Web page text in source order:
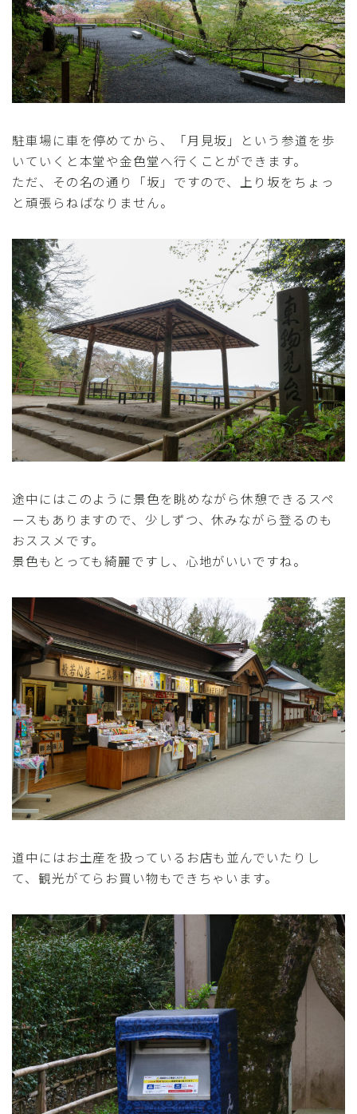
駐車場に車を停めてから、「月見坂」という参道を歩
いていくと本堂や金色堂へ行くことができます。
ただ、その名の通り「坂」ですので、上り坂をちょっ
と頑張らねばなりません。
途中にはこのように景色を眺めながら休憩できるスペ
ースもありますので、少しずつ、休みながら登るのも
おススメです。
景色もとっても綺麗ですし、心地がいいですね。
道中にはお土産を扱っているお店も並んでいたりし
て、観光がてらお買い物もできちゃいます。